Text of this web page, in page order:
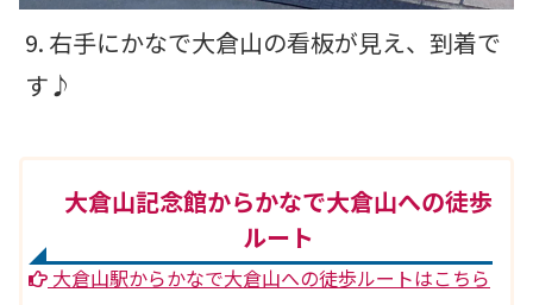
9. 右手にかなで大倉山の看板が見え、到着で
す♪
大倉山記念館からかなで大倉山への徒歩
ルート
大倉山駅からかなで大倉山への徒歩ルートはこちら